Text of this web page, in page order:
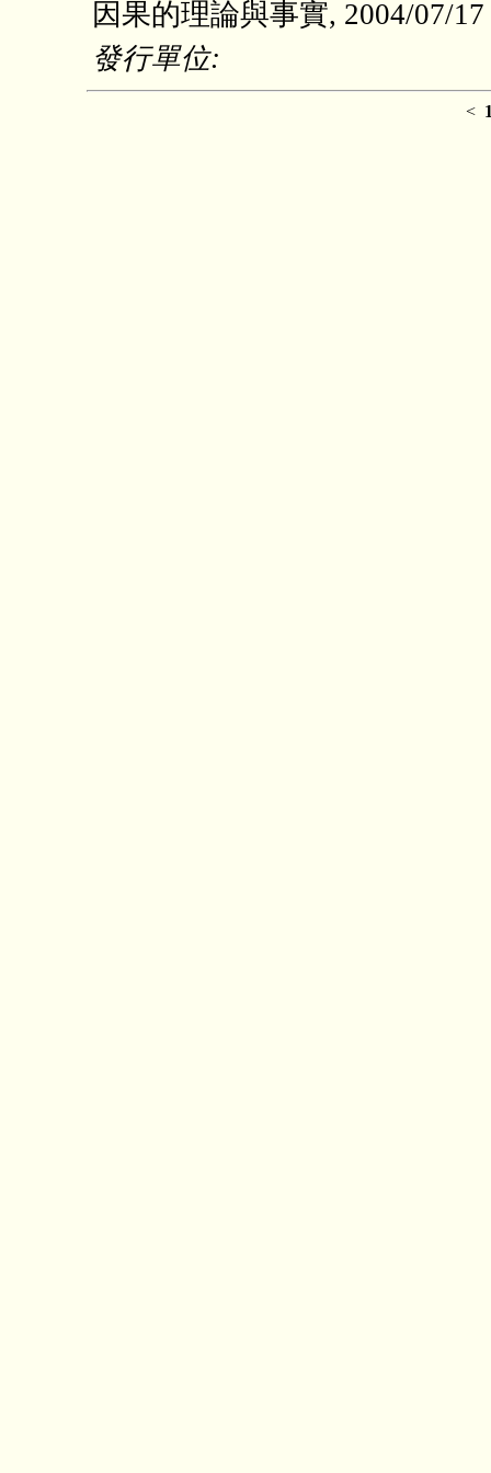
因果的理論與事實, 2004/07/
發行單位:
<